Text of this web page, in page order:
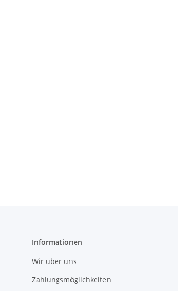
Informationen
Wir über uns
Zahlungsmöglichkeiten